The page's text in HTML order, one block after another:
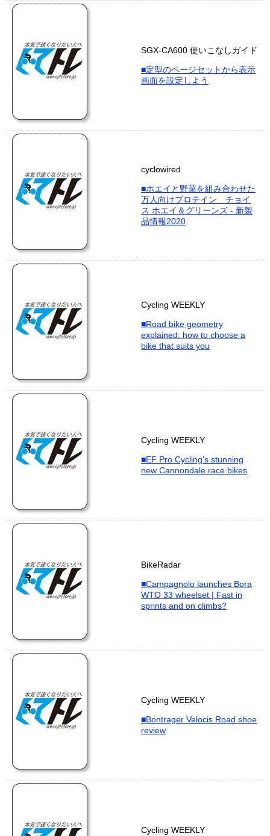
SGX-CA600 使いこなしガイド
■定型のページセットから表示
画面を設定しよう
cyclowired
■ホエイと野菜を組み合わせた
万人向けプロテイン チョイ
ス ホエイ＆グリーンズ - 新製
品情報2020
Cycling WEEKLY
■Road bike geometry
explained: how to choose a
bike that suits you
Cycling WEEKLY
■EF Pro Cycling's stunning
new Cannondale race bikes
BikeRadar
■Campagnolo launches Bora
WTO 33 wheelset | Fast in
sprints and on climbs?
Cycling WEEKLY
■Bontrager Velocis Road shoe
review
Cycling WEEKLY